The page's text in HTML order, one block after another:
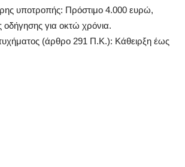
υποτροπής: Πρόστιμο 4.000 ευρώ,
οδήγησης για οκτώ χρόνια.
(άρθρο 291 Π.Κ.): Κάθειρξη έως